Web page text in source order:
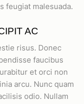
feugiat malesuada.
AC
risus. Donec
faucibus
et orci non
arcu. Nunc quam
odio. Nullam